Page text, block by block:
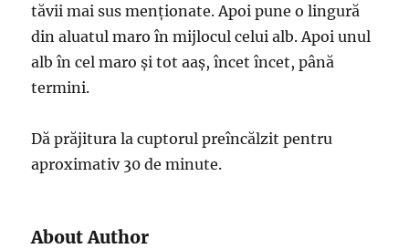
tăvii mai sus menționate. Apoi pune o lingură
din aluatul maro în mijlocul celui alb. Apoi unul
alb în cel maro și tot aaș, încet încet, până
termini.
Dă prăjitura la cuptorul preîncălzit pentru
aproximativ 30 de minute.
About Author